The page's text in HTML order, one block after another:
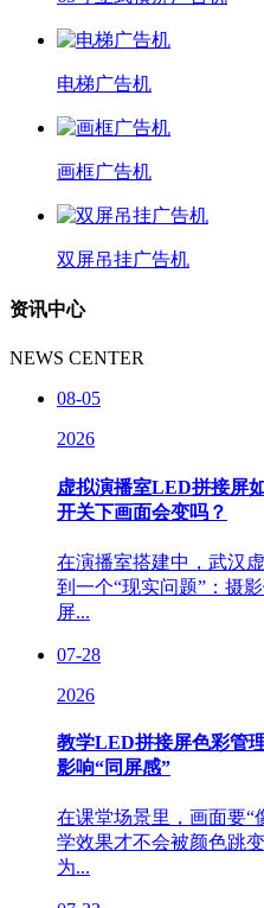
电梯广告机
画框广告机
双屏吊挂广告机
资讯中心
NEWS CENTER
08-05
2026
虚拟演播室LED拼接屏
开关下画面会变吗？
在演播室搭建中，武汉
到一个“现实问题”：摄
屏...
07-28
2026
教学LED拼接屏色彩管
影响“同屏感”
在课堂场景里，画面要“
学效果才不会被颜色跳
为...